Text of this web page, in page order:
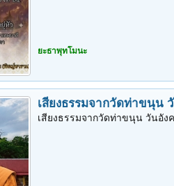
ยะธาพุทโมนะ
เสียงธรรมจากวัดท่าขนุน
เสียงธรรมจากวัดท่าขนุน วันอั